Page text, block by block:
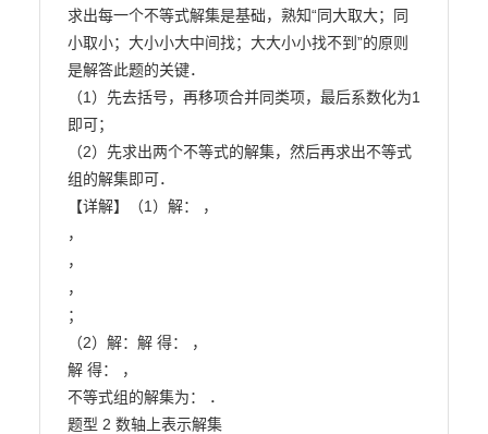
求出每一个不等式解集是基础，熟知“同大取大；同
小取小；大小小大中间找；大大小小找不到”的原则
是解答此题的关键．
（1）先去括号，再移项合并同类项，最后系数化为1
即可；
（2）先求出两个不等式的解集，然后再求出不等式
组的解集即可．
【详解】（1）解： ，
，
，
，
；
（2）解：解 得： ，
解 得： ，
不等式组的解集为： ．
题型 2 数轴上表示解集